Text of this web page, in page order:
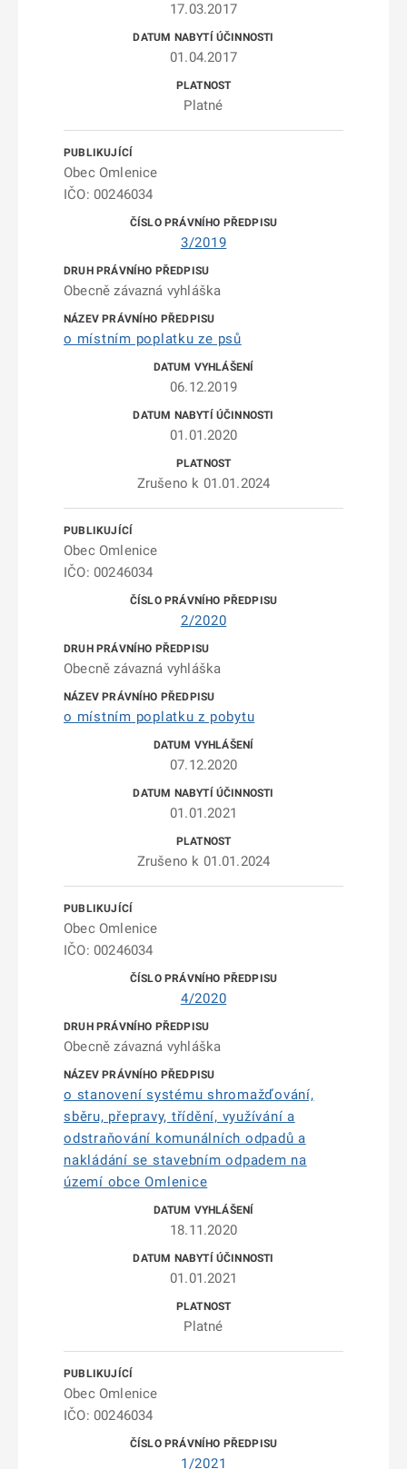
17.03.2017
01.04.2017
Platné
Obec Omlenice
IČO: 00246034
3/2019
Obecně závazná vyhláška
o místním poplatku ze psů
06.12.2019
01.01.2020
Zrušeno k 01.01.2024
Obec Omlenice
IČO: 00246034
2/2020
Obecně závazná vyhláška
o místním poplatku z pobytu
07.12.2020
01.01.2021
Zrušeno k 01.01.2024
Obec Omlenice
IČO: 00246034
4/2020
Obecně závazná vyhláška
o stanovení systému shromažďování,
sběru, přepravy, třídění, využívání a
odstraňování komunálních odpadů a
nakládání se stavebním odpadem na
území obce Omlenice
18.11.2020
01.01.2021
Platné
Obec Omlenice
IČO: 00246034
1/2021